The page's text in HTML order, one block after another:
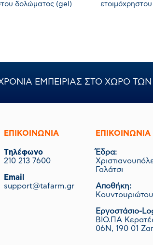
δολώματος (gel)
ΕΜΠΕΙΡΙΑΣ ΣΤΟ ΧΩΡΟ
ΕΠΙΚΟΙΝΩΝΙΑ
Tηλέφωνο
210 213 7600
Email
support@tafarm.gr
ΕΠΙΚΟΙΝΩΝΊΑ
Έδρα:
Γαλάτσι
Αποθήκη:
Εργοστάσιο-
ΒΙΟ.ΠΑ
06Ν, 190 01